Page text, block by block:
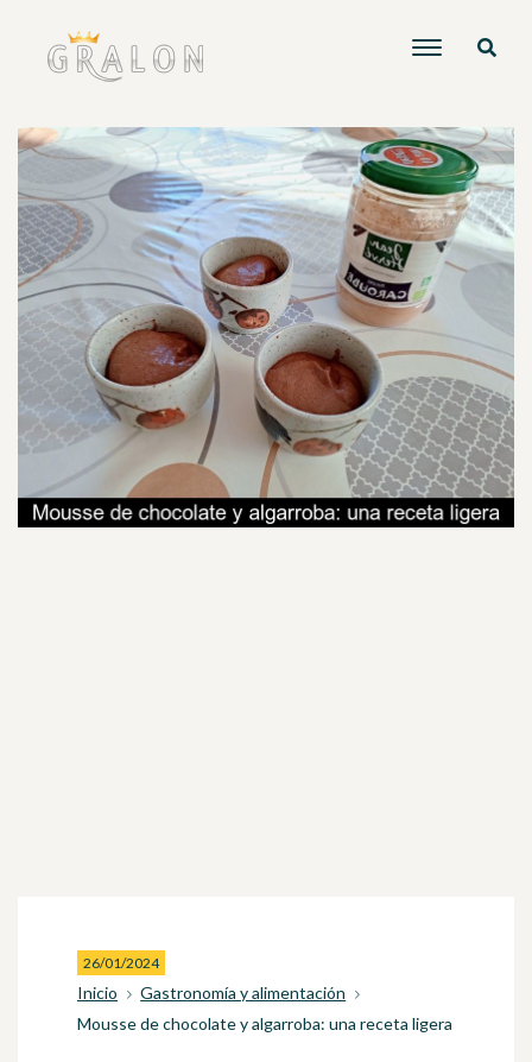
26/01/2024
Inicio
Gastronomía y alimentación
Mousse de chocolate y algarroba: una receta ligera